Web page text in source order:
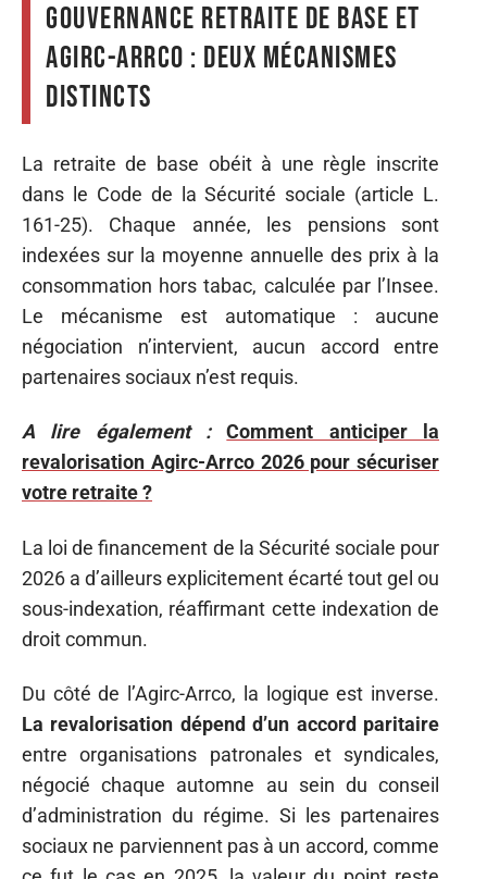
Gouvernance retraite de base et
Agirc-Arrco : deux mécanismes
distincts
La retraite de base obéit à une règle inscrite
dans le Code de la Sécurité sociale (article L.
161-25). Chaque année, les pensions sont
indexées sur la moyenne annuelle des prix à la
consommation hors tabac, calculée par l’Insee.
Le mécanisme est automatique : aucune
négociation n’intervient, aucun accord entre
partenaires sociaux n’est requis.
A lire également :
Comment anticiper la
revalorisation Agirc-Arrco 2026 pour sécuriser
votre retraite ?
La loi de financement de la Sécurité sociale pour
2026 a d’ailleurs explicitement écarté tout gel ou
sous-indexation, réaffirmant cette indexation de
droit commun.
Du côté de l’Agirc-Arrco, la logique est inverse.
La revalorisation dépend d’un accord paritaire
entre organisations patronales et syndicales,
négocié chaque automne au sein du conseil
d’administration du régime. Si les partenaires
sociaux ne parviennent pas à un accord, comme